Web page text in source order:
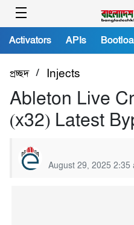
Activators APIs
প্রচ্ছদ/ Injects
Ableton Live
(x32) Latest
August 29, 2025 2:35